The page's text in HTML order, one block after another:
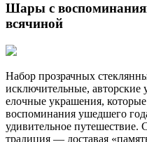
Шары с
всячиной
Набор прозрачных
исключительные, авторские
елочные украшения,
воспоминания ушедшего
удивительное путешествие.
традиция — доставая